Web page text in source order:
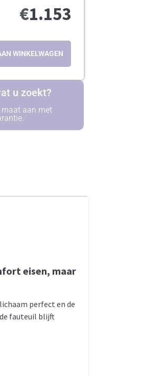
€1.153
WINKELWAGEN
u zoekt?
aan met
eisen, maar
perfect en de
fauteuil blijft